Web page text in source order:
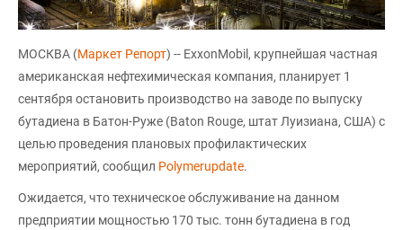
МОСКВА (Маркет Репорт) -- ExxonMobil, крупнейшая частная
американская нефтехимическая компания, планирует 1
сентября остановить производство на заводе по выпуску
бутадиена в Батон-Руже (Baton Rouge, штат Луизиана, США) с
целью проведения плановых профилактических
мероприятий, сообщил Polymerupdate.
Ожидается, что техническое обслуживание на данном
предприятии мощностью 170 тыс. тонн бутадиена в год